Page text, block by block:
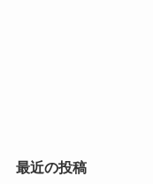
最近の投稿